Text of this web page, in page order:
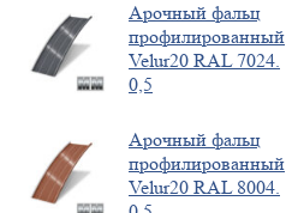
Арочный фальц
профилированный
Velur20 RAL 7024.
0,5
Арочный фальц
профилированный
Velur20 RAL 8004.